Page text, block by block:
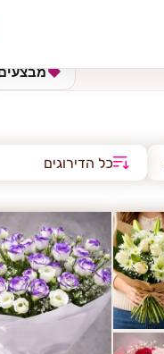
כל הדירוגים